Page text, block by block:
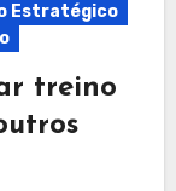
Estratégico
treino